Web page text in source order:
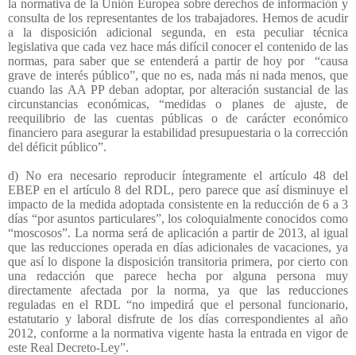
la normativa de la Unión Europea sobre derechos de información y
consulta de los representantes de los trabajadores. Hemos de acudir
a la disposición adicional segunda, en esta peculiar técnica
legislativa que cada vez hace más difícil conocer el contenido de las
normas, para saber que se entenderá a partir de hoy por
“causa
grave de interés público”, que no es, nada más ni nada menos, que
cuando las AA PP deban adoptar, por alteración sustancial de las
circunstancias económicas, “medidas o planes de ajuste, de
reequilibrio de las cuentas públicas o de carácter económico
financiero para asegurar la estabilidad presupuestaria o la corrección
del déficit público”.
d) No era necesario reproducir íntegramente el artículo 48 del
EBEP en el artículo 8 del RDL, pero parece que así disminuye el
impacto de la medida adoptada consistente en la reducción de 6 a 3
días “por asuntos particulares”, los coloquialmente conocidos como
“moscosos”. La norma será de aplicación a partir de 2013, al igual
que las reducciones operada en días adicionales de vacaciones, ya
que así lo dispone la disposición transitoria primera, por cierto con
una redacción que parece hecha por alguna persona muy
directamente afectada por la norma, ya que las reducciones
reguladas en el RDL “no impedirá que el personal funcionario,
estatutario y laboral disfrute de los días correspondientes al año
2012, conforme a la normativa vigente hasta la entrada en vigor de
este Real Decreto-Ley”.